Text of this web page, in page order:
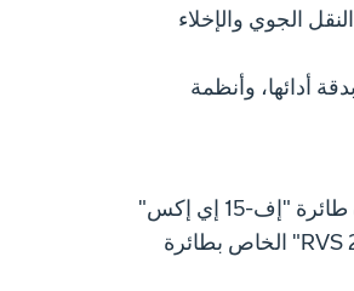
الجوي والإخلاء
أدائها، وأنظمة
وستقدم "بوينج" ضمن جناحها في المعرض تجربة محاكاة بالواقع الافتراضي لقمرة قيادة طائرة "إف-15 إي إكس"
الأكثر تطوراً ضمن أسطول مقاتلاتها، إلى جانب عرض تجريبي لنظام الرؤية عن بعد "RVS 2.0" الخاص بطائرة